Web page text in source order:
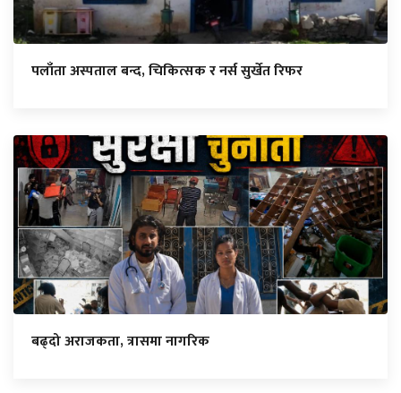
पलाँता अस्पताल बन्द, चिकित्सक र नर्स सुर्खेत रिफर
बढ्दो अराजकता, त्रासमा नागरिक